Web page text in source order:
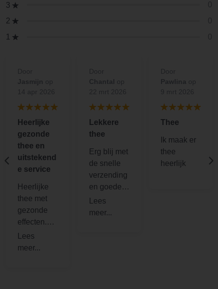
3
2
1
Heerlijke
gezonde
thee en
uitstekend
e service
Heerlijke
thee met
gezonde
effecten.
Ben blij
met de
Lekkere
thee
Erg blij met
de snelle
verzending
en goede
verpakking!
Ik zet er
Thee
Ik maak er
thee
heerlijk